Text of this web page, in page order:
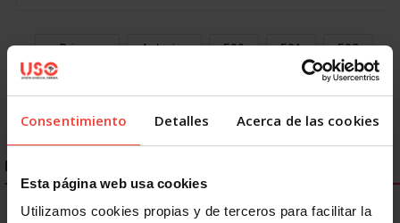
Consentimiento Detalles Acerca de las cookies
Esta página web usa cookies
Utilizamos cookies propias y de terceros para facilitar la
« Primero Anterior 500 501
502
503
508
ENLACES DESTACADOS